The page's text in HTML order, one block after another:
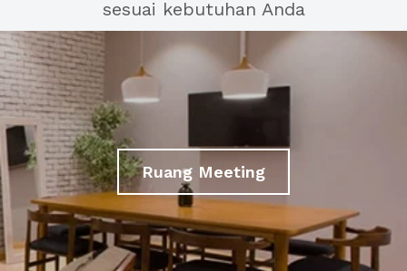
sesuai kebutuhan Anda
Ruang Meeting